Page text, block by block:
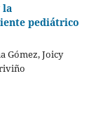
la
pediátrico
Gómez, Joicy